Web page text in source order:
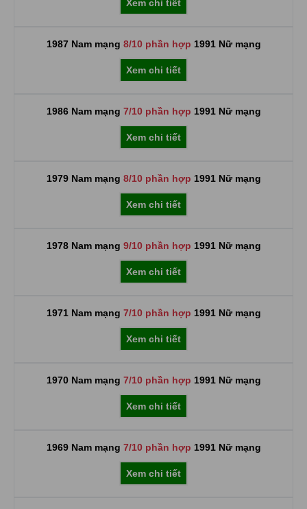
Xem chi tiết
1987 Nam mạng 8/10 phần hợp 1991 Nữ mạng
Xem chi tiết
1986 Nam mạng 7/10 phần hợp 1991 Nữ mạng
Xem chi tiết
1979 Nam mạng 8/10 phần hợp 1991 Nữ mạng
Xem chi tiết
1978 Nam mạng 9/10 phần hợp 1991 Nữ mạng
Xem chi tiết
1971 Nam mạng 7/10 phần hợp 1991 Nữ mạng
Xem chi tiết
1970 Nam mạng 7/10 phần hợp 1991 Nữ mạng
Xem chi tiết
1969 Nam mạng 7/10 phần hợp 1991 Nữ mạng
Xem chi tiết